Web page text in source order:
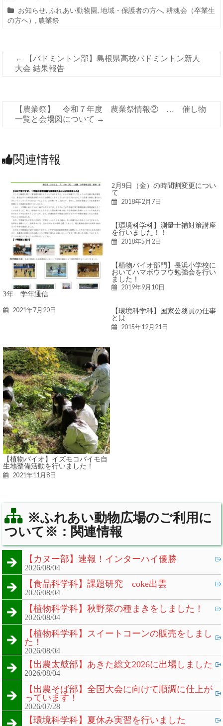
お知らせ,ふれあい動物園,地域・保護者の方へ,耕魂会（卒業生
の方へ）, 農業祭
←
【バドミントン部】島根県高校バドミントン新人
大会 結果報告
【農業祭】 令和７年度 農業祭情報② … 催し物
一覧と会場図について →
関連情報
3年 学年通信
2021年7月20日
2月9日（金）の時間割変更につい
て
2018年2月7日
【環境科学科】測量士補対策講座
を行いました！！
2018年5月2日
【植物バイオ部門】長浜小学校に
おいてハマボウフウ勉強会を行い
ました！
2019年9月10日
【環境科学科】国家公務員の仕事
とは
2015年12月21日
【植物バイオ】イズモコバイモ自
生地整備活動を行いました！
2021年11月8日
※ふれあい動物広場のご利用に
ついて※：関連情報
【カヌー部】速報！インターハイ優勝
2026/08/04
【食品科学科】課題研究 coke出雲
2026/08/04
【植物科学科】秋野菜の種まきをしました！
2026/08/04
【植物科学科】スイートコーンの販売をしまし
た！
2026/08/04
【出農太鼓部】あきた総文2026に出場しました
2026/08/04
【出農そば部】全国大会に向けて順調に仕上が
っています！
2026/07/28
【環境科学科】夏休み実習を行いました